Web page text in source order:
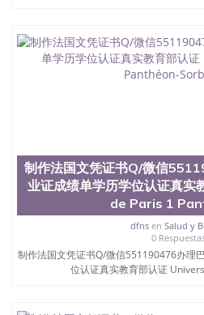
证认证、留服认证、使馆认证
回国人员证明、留学生认证、
位认证、留学生学历认证、留
凭学历、美国文凭学历、澳洲
University）圣何塞州立大学成
University）圣何塞州立大学成
University）圣何塞州立大学成
University）成绩单圣何塞州立
State University）圣何塞州立
University）圣何塞州立大学（
University）圣何塞州立大学（
University）圣何塞州立大学（
University）文凭圣何塞州立大
制作法国文凭证书Q/微信
业证成绩单学历学位认证真
de Paris 1
dfnsen Salud y
0
制作法国文凭证书Q/微信551190476办理
位认证真实教育部认证